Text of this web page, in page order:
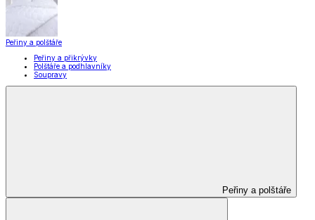
Peřiny a polštáře
Peřiny a přikrývky
Polštáře a podhlavníky
Soupravy
Peřiny a polštáře